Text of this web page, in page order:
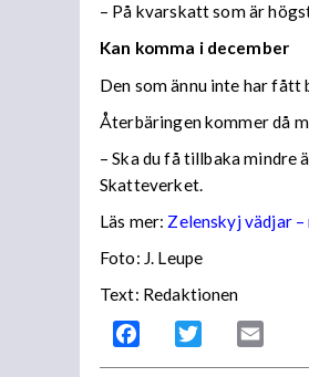
– På kvarskatt som är
Kan komma i december
Den som ännu inte har fått
Återbäringen kommer då
– Ska du få tillbaka
Skatteverket.
Läs mer: Zelenskyj vädjar
Foto: J. Leupe
Text: Redaktionen
Facebook Twitter